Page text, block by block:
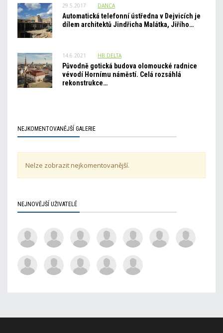
29.5.2017 DANCA
Automatická telefonní ústředna v Dejvicích je
dílem architektů Jindřicha Malátka, Jiřího…
14.6.2021 HB_DELTA
Původně gotická budova olomoucké radnice
vévodí Hornímu náměstí. Celá rozsáhlá
rekonstrukce…
NEJKOMENTOVANĚJŠÍ GALERIE
Nelze zobrazit nejkomentovanější.
NEJNOVĚJŠÍ UŽIVATELÉ